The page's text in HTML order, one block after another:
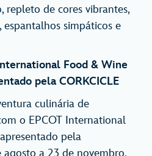
repleto de cores vibrantes,
simpáticos e
Food & Wine
pela CORKCICLE
culinária de
o EPCOT International
pela
agosto a 23 de novembro.